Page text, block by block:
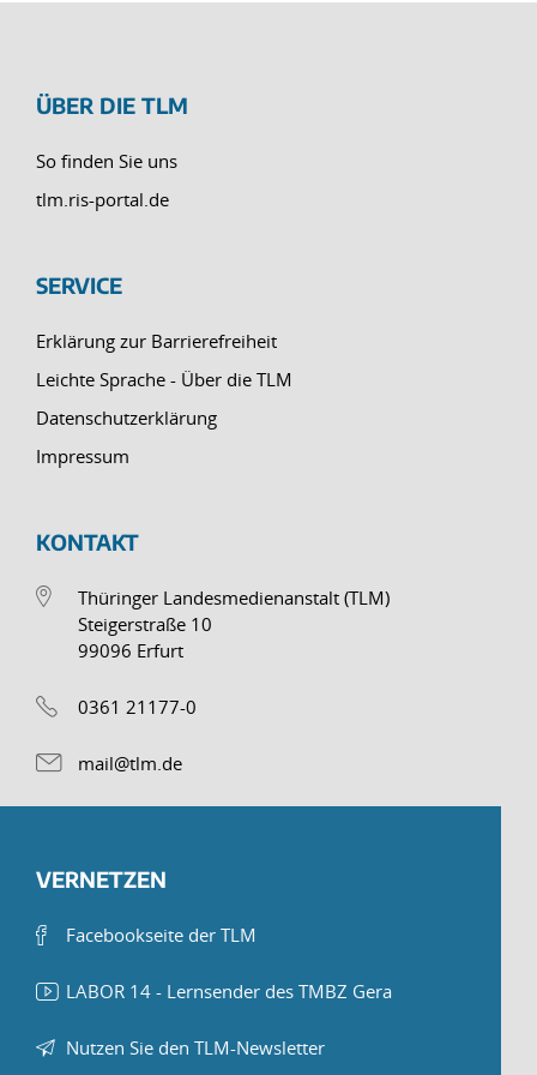
ÜBER DIE TLM
So finden Sie uns
tlm.ris-portal.de
SERVICE
Erklärung zur Barrierefreiheit
Leichte Sprache - Über die TLM
Datenschutzerklärung
Impressum
KONTAKT
Thüringer Landesmedienanstalt (TLM)
Steigerstraße 10
99096 Erfurt
0361 21177-0
mail@tlm.de
VERNETZEN
Facebookseite der TLM
LABOR 14 - Lernsender des TMBZ Gera
Nutzen Sie den TLM-Newsletter